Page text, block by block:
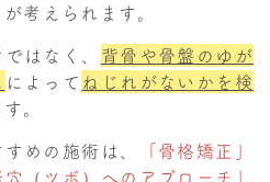
考えられます。
はなく、 背骨や骨盤のゆが
によって ねじれがないかを検
。
めの施術は、
「骨格矯正」
（ツボ）へのアプローチ」